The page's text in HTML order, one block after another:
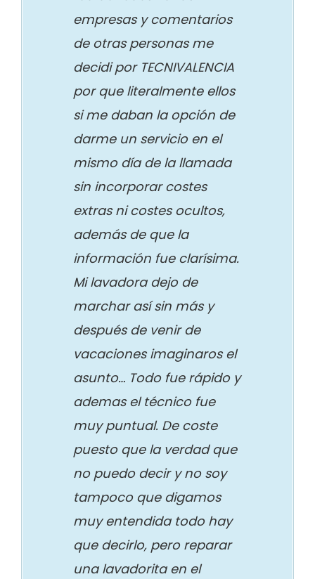
empresas y comentarios
de otras personas me
decidi por TECNIVALENCIA
por que literalmente ellos
si me daban la opción de
darme un servicio en el
mismo día de la llamada
sin incorporar costes
extras ni costes ocultos,
además de que la
información fue clarísima.
Mi lavadora dejo de
marchar así sin más y
después de venir de
vacaciones imaginaros el
asunto… Todo fue rápido y
ademas el técnico fue
muy puntual. De coste
puesto que la verdad que
no puedo decir y no soy
tampoco que digamos
muy entendida todo hay
que decirlo, pero reparar
una lavadorita en el